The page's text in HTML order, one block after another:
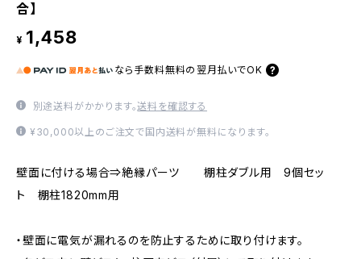
合】
¥ 1,458
なら 手数料無料の 翌月払いでOK
別途送料がかかります。送料を確認する
¥30,000以上のご注文で国内送料が無料になります。
壁面に付ける場合⇒絶縁パーツ 棚柱ダブル用 9個セッ
ト 棚柱1820mm用
・壁面に電気が漏れるのを防止するために取り付けます。